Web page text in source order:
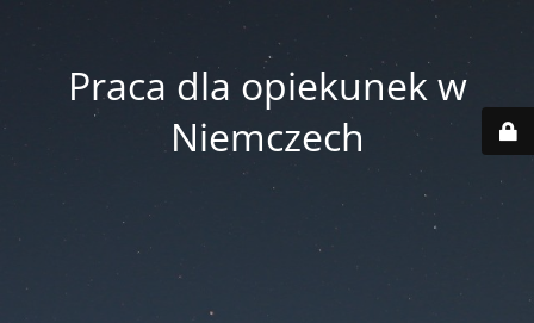
Praca dla opiekunek w
Niemczech